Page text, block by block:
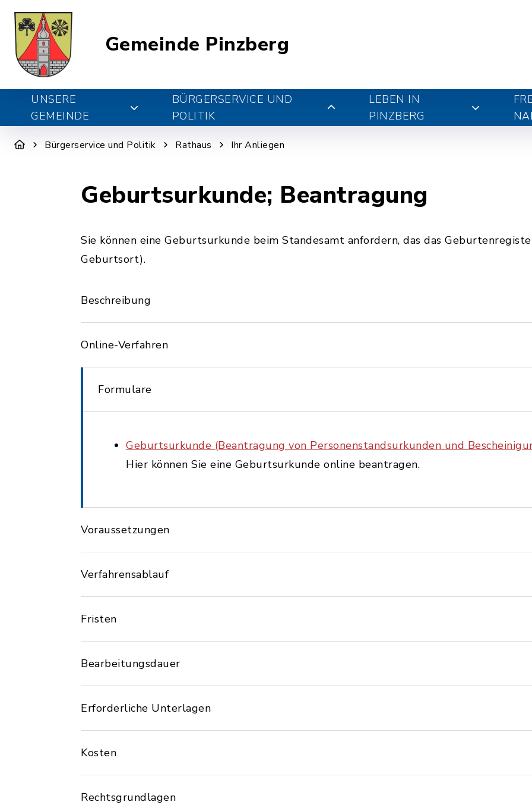
Gemeinde Pinzberg
UNSERE
GEMEINDE
BÜRGERSERVICE UND
POLITIK
LEBEN IN
PINZBERG
Bürgerservice und Politik Rathaus Ihr Anliegen
Geburtsurkunde; Beantragung
Sie können eine Geburtsurkunde beim Standesamt anfordern, das das
Geburtsort).
Beschreibung
Online-Verfahren
Formulare
Geburtsurkunde (Beantragung von Personenstandsurkunden und
Hier können Sie eine Geburtsurkunde online beantragen.
Voraussetzungen
Verfahrensablauf
Fristen
Bearbeitungsdauer
Erforderliche Unterlagen
Kosten
Rechtsgrundlagen